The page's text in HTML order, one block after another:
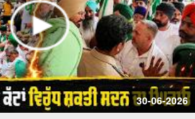
30-06-2026